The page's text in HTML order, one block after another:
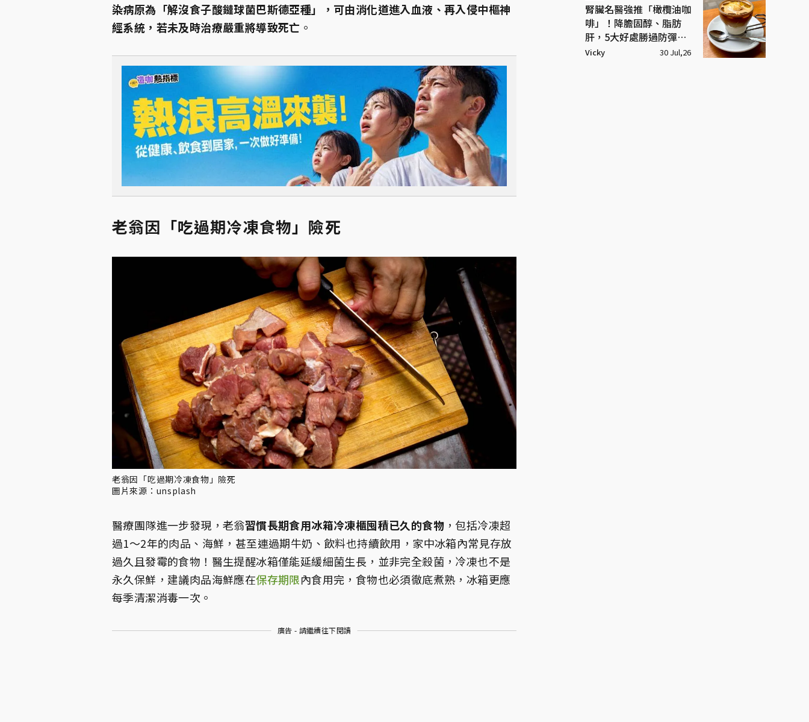
染病原為「解沒食子酸鏈球菌巴斯德亞種」，可由消化道進入血液、再入侵中樞神
經系統，若未及時治療嚴重將導致死亡 。
老翁因「吃過期冷凍食物」險死
老翁因「吃過期冷凍食物」險死
圖片來源：unsplash
醫療團隊進一步發現，老翁習慣長期食用冰箱冷凍櫃囤積已久的食物 ，包括冷凍超
過1～2年的肉品、海鮮，甚至連過期牛奶、飲料也持續飲用，家中冰箱內常見存放
過久且發霉的食物！醫生提醒冰箱僅能延緩細菌生長，並非完全殺菌，冷凍也不是
永久保鮮，建議肉品海鮮應在保存期限內食用完，食物也必須徹底煮熟，冰箱更應
每季清潔消毒一次。
廣告 - 請繼續往下閱讀
腎臟名醫強推「橄欖油咖
啡」！降膽固醇、脂肪
肝，5大好處勝過防彈咖
啡
Vicky 30 Jul,26